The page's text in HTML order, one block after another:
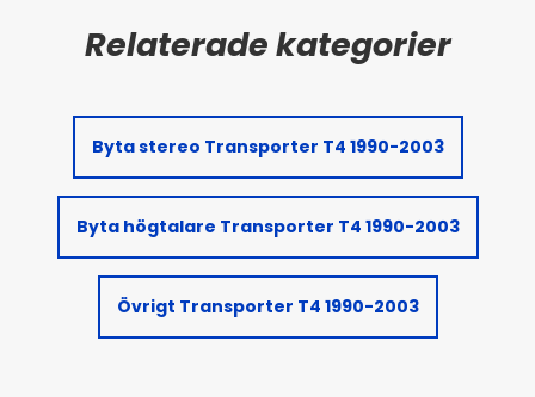
Byta stereo Transporter T4 1990-2003
Byta högtalare Transporter T4 1990-2003
Övrigt Transporter T4 1990-2003